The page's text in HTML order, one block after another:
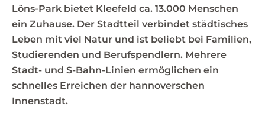
Löns-Park bietet Kleefeld ca. 13.000 Menschen
ein Zuhause. Der Stadtteil verbindet städtisches
Leben mit viel Natur und ist beliebt bei Familien,
Studierenden und Berufspendlern. Mehrere
Stadt- und S-Bahn-Linien ermöglichen ein
schnelles Erreichen der hannoverschen
Innenstadt.